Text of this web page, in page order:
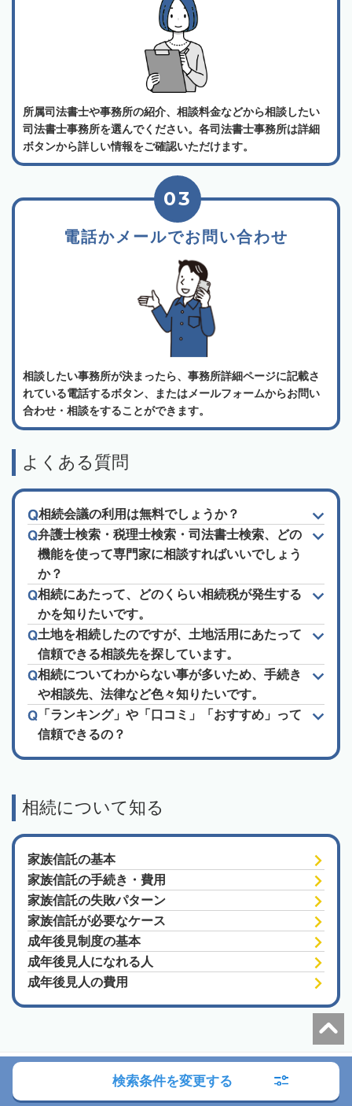
所属司法書士や事務所の紹介、相談料金などから相談したい
司法書士事務所を選んでください。各司法書士事務所は詳細
ボタンから詳しい情報をご確認いただけます。
電話かメールでお問い合わせ
03
相談したい事務所が決まったら、事務所詳細ページに記載さ
れている電話するボタン、またはメールフォームからお問い
合わせ・相談をすることができます。
よくある質問
相続会議の利用は無料でしょうか？
弁護士検索・税理士検索・司法書士検索、どの
機能を使って専門家に相談すればいいでしょう
か？
相続にあたって、どのくらい相続税が発生する
かを知りたいです。
土地を相続したのですが、土地活用にあたって
信頼できる相談先を探しています。
相続についてわからない事が多いため、手続き
や相談先、法律など色々知りたいです。
「ランキング」や「口コミ」「おすすめ」って
信頼できるの？
相続について知る
家族信託の基本
家族信託の手続き・費用
家族信託の失敗パターン
家族信託が必要なケース
成年後見制度の基本
成年後見人になれる人
成年後見人の費用
検索条件を変更する
朝日新聞社の関連サイト